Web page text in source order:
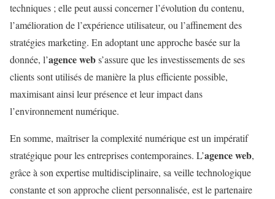
techniques ; elle peut aussi concerner l’évolution du contenu,
l’amélioration de l’expérience utilisateur, ou l’affinement des
stratégies marketing. En adoptant une approche basée sur la
donnée, l’agence webs’assure que les investissements de ses
clients sont utilisés de manière la plus efficiente possible,
maximisant ainsi leur présence et leur impact dans
l’environnement numérique.
En somme, maîtriser la complexité numérique est un impératif
stratégique pour les entreprises contemporaines. L’agence web,
grâce à son expertise multidisciplinaire, sa veille technologique
constante et son approche client personnalisée, est le partenaire